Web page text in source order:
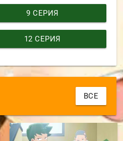
9 СЕРИЯ
12 СЕРИЯ
ВСЕ